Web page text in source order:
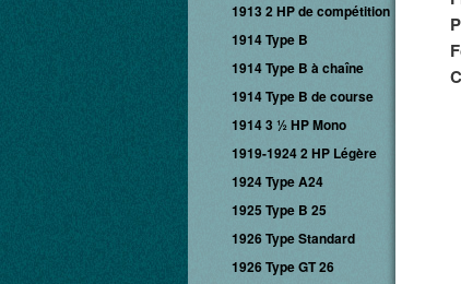
1913 2 HP de compétition
1914 Type B
1914 Type B à chaîne
1914 Type B de course
1914 3 ½ HP Mono
1919-1924 2 HP Légère
1924 Type A24
1925 Type B 25
1926 Type Standard
1926 Type GT 26